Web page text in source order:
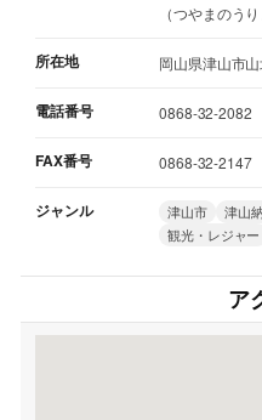
（つやまのう
所在地 岡山県津山市
電話番号 0868-32-2082
FAX番号 0868-32-2147
ジャンル 津山市 津山
観光・レジャー
ア